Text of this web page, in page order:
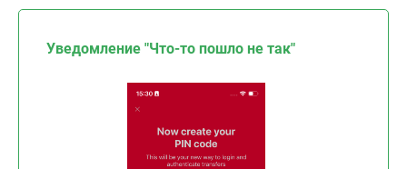
Уведомление "Что-то пошло не так"